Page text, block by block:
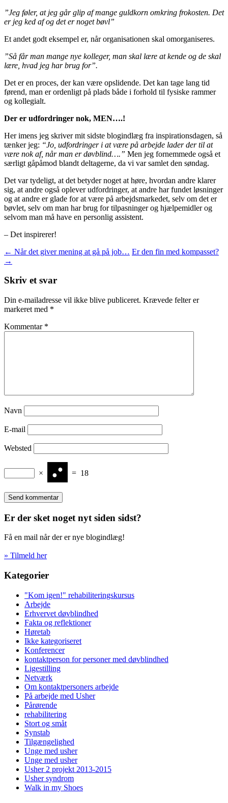
”Jeg føler, at jeg går glip af mange guldkorn omkring frokosten. Det
er jeg ked af og det er noget bøvl”
Et andet godt eksempel er, når organisationen skal omorganiseres.
”Så får man mange nye kolleger, man skal lære at kende og de skal
lære, hvad jeg har brug for”.
Det er en proces, der kan være opslidende. Det kan tage lang tid
førend, man er ordenligt på plads både i forhold til fysiske rammer
og kollegialt.
Der er udfordringer nok, MEN….!
Her imens jeg skriver mit sidste blogindlæg fra inspirationsdagen, så
tænker jeg: “Jo, udfordringer i at være på arbejde lader der til at
være nok af, når man er døvblind….” Men jeg fornemmede også et
særligt gåpåmod blandt deltagerne, da vi var samlet den søndag.
Det var tydeligt, at det betyder noget at høre, hvordan andre klarer
sig, at andre også oplever udfordringer, at andre har fundet løsninger
og at andre er glade for at være på arbejdsmarkedet, selv om det er
bøvlet, selv om man har brug for tilpasninger og hjælpemidler og
selvom man må have en personlig assistent.
– Det inspirerer!
Indlægsnavigation
← Når det giver mening at gå på job… Er den fin med kompasset?
→
Skriv et svar
Din e-mailadresse vil ikke blive publiceret. Krævede felter er
markeret med *
Kommentar *
Navn
E-mail
Websted
× = 18
Er der sket noget nyt siden sidst?
Få en mail når der er nye blogindlæg!
» Tilmeld her
Kategorier
"Kom igen!" rehabiliteringskursus
Arbejde
Erhvervet døvblindhed
Fakta og reflektioner
Høretab
Ikke kategoriseret
Konferencer
kontaktperson for personer med døvblindhed
Ligestilling
Netværk
Om kontaktpersoners arbejde
På arbejde med Usher
Pårørende
rehabilitering
Stort og småt
Synstab
Tilgængelighed
Unge med usher
Unge med usher
Usher 2 projekt 2013-2015
Usher syndrom
Walk in my Shoes